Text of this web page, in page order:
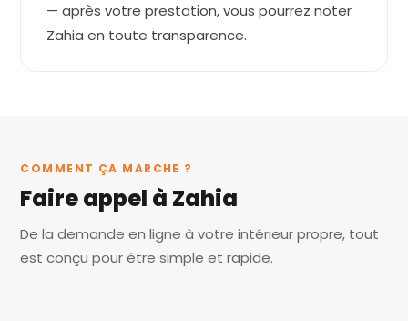
— après votre prestation, vous pourrez noter
Zahia en toute transparence.
COMMENT ÇA MARCHE ?
Faire appel à Zahia
De la demande en ligne à votre intérieur propre, tout
est conçu pour être simple et rapide.